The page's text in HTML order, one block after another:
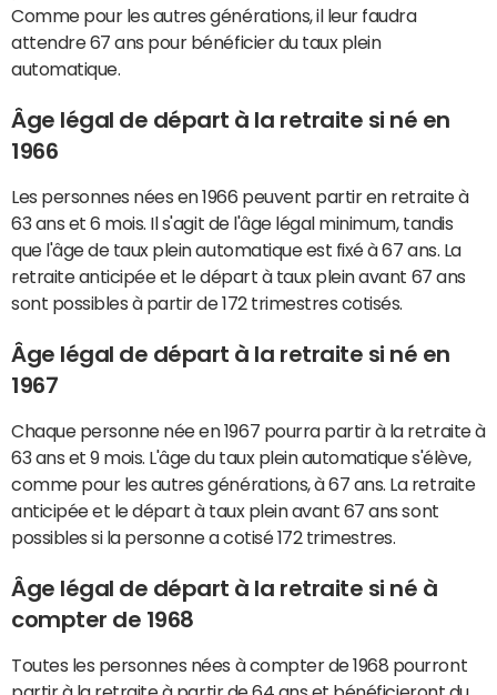
Comme pour les autres générations, il leur faudra
attendre 67 ans pour bénéficier du taux plein
automatique.
Âge légal de départ à la retraite si né en
1966
Les personnes nées en 1966 peuvent partir en retraite à
63 ans et 6 mois. Il s'agit de l'âge légal minimum, tandis
que l'âge de taux plein automatique est fixé à 67 ans. La
retraite anticipée et le départ à taux plein avant 67 ans
sont possibles à partir de 172 trimestres cotisés.
Âge légal de départ à la retraite si né en
1967
Chaque personne née en 1967 pourra partir à la retraite à
63 ans et 9 mois. L'âge du taux plein automatique s'élève,
comme pour les autres générations, à 67 ans. La retraite
anticipée et le départ à taux plein avant 67 ans sont
possibles si la personne a cotisé 172 trimestres.
Âge légal de départ à la retraite si né à
compter de 1968
Toutes les personnes nées à compter de 1968 pourront
partir à la retraite à partir de 64 ans et bénéficieront du